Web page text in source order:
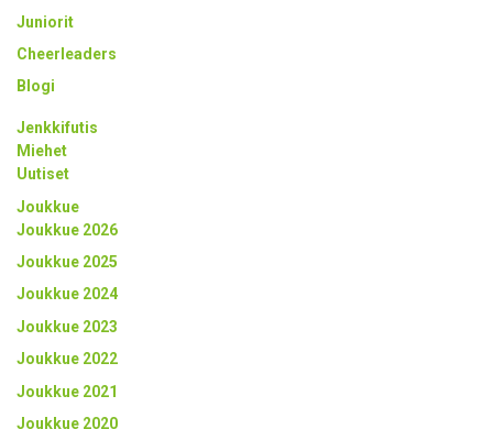
Juniorit
Cheerleaders
Blogi
Jenkkifutis
Miehet
Uutiset
Joukkue
Joukkue 2026
Joukkue 2025
Joukkue 2024
Joukkue 2023
Joukkue 2022
Joukkue 2021
Joukkue 2020